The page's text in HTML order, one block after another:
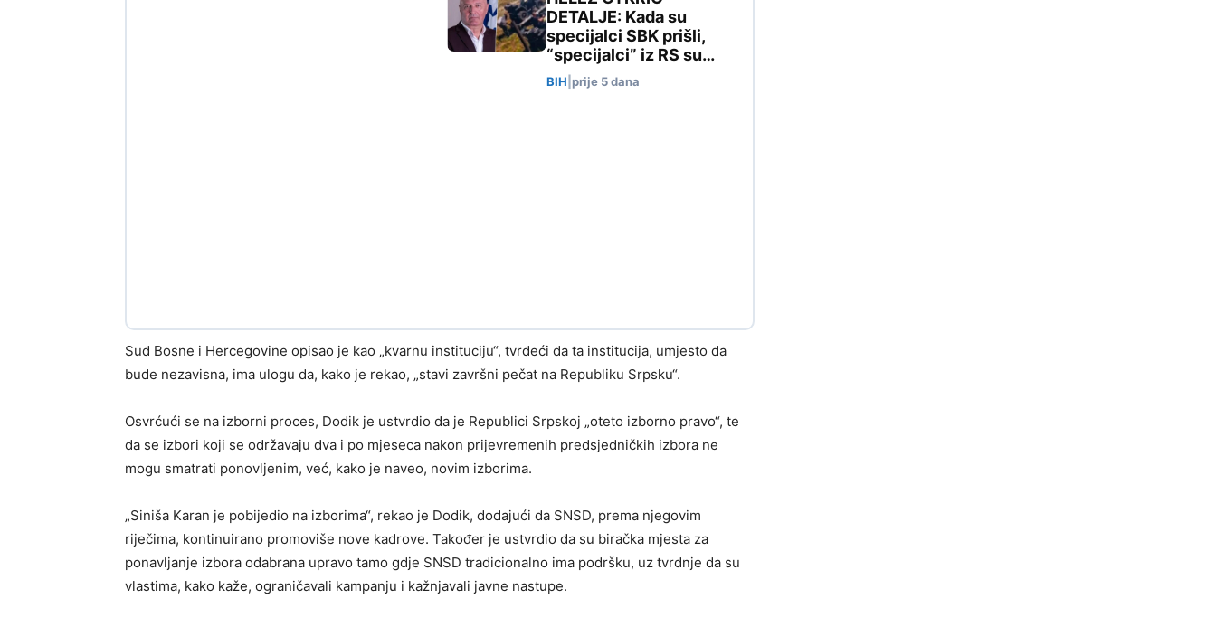
DETALJE: Kada su
specijalci SBK prišli,
“specijalci” iz RS su…
BIH prije 5 dana
Sud Bosne i Hercegovine opisao je kao „kvarnu instituciju“, tvrdeći da ta institucija, umjesto da
bude nezavisna, ima ulogu da, kako je rekao, „stavi završni pečat na Republiku Srpsku“.
Osvrćući se na izborni proces, Dodik je ustvrdio da je Republici Srpskoj „oteto izborno pravo“, te
da se izbori koji se održavaju dva i po mjeseca nakon prijevremenih predsjedničkih izbora ne
mogu smatrati ponovljenim, već, kako je naveo, novim izborima.
„Siniša Karan je pobijedio na izborima“, rekao je Dodik, dodajući da SNSD, prema njegovim
riječima, kontinuirano promoviše nove kadrove. Također je ustvrdio da su biračka mjesta za
ponavljanje izbora odabrana upravo tamo gdje SNSD tradicionalno ima podršku, uz tvrdnje da su
vlastima, kako kaže, ograničavali kampanju i kažnjavali javne nastupe.